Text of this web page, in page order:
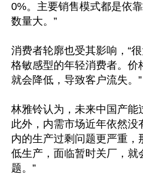
0%。主要销售模式都是依
数量大。”
消费者轮廓也受其影响，“
格敏感型的年轻消费者。价
就会降低，导致客户流失。”
林雅铃认为，未来中国产能
此外，内需市场近年依然没
内的生产过剩问题更严重，
低生产，面临暂时关厂，就
题。”